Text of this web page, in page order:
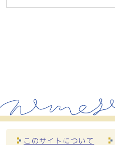
このサイトについて